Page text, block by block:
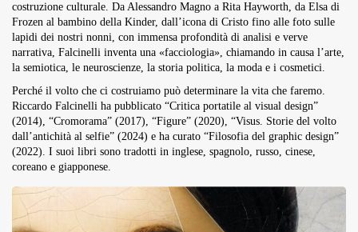
costruzione culturale. Da Alessandro Magno a Rita Hayworth, da Elsa di
Frozen al bambino della Kinder, dall’icona di Cristo fino alle foto sulle
lapidi dei nostri nonni, con immensa profondità di analisi e verve
narrativa, Falcinelli inventa una «facciologia», chiamando in causa l’arte,
la semiotica, le neuroscienze, la storia politica, la moda e i cosmetici.
Perché il volto che ci costruiamo può determinare la vita che faremo.
Riccardo Falcinelli ha pubblicato “Critica portatile al visual design”
(2014), “Cromorama” (2017), “Figure” (2020), “Visus. Storie del volto
dall’antichità al selfie” (2024) e ha curato “Filosofia del graphic design”
(2022). I suoi libri sono tradotti in inglese, spagnolo, russo, cinese,
coreano e giapponese.